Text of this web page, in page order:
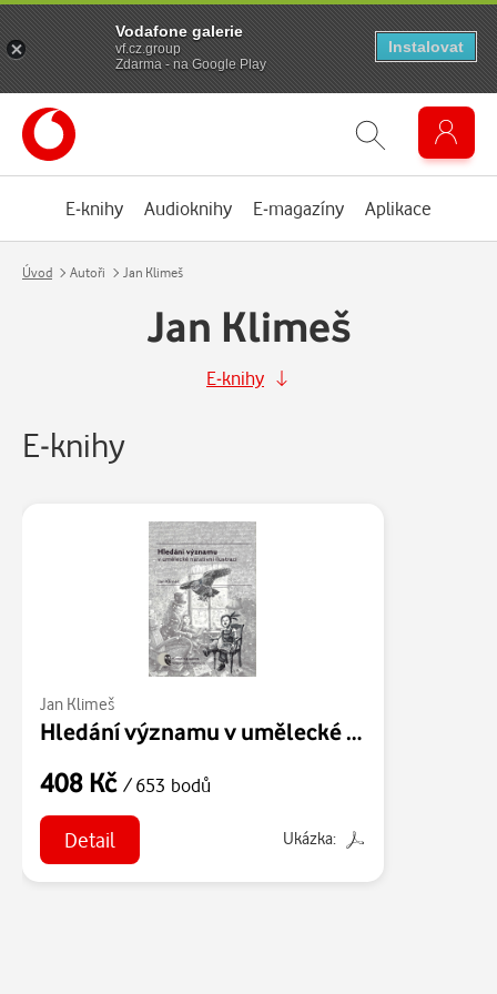
E-knihy Audioknihy E-magazíny Aplikace
Úvod Autoři Jan Klimeš
Jan Klimeš
E-knihy
E-knihy
Jan Klimeš
Hledání významu v umělecké narativní ilustraci
408 Kč / 653 bodů
Detail Ukázka:
Vodafone galerie
vf.cz.group
Zdarma - na Google Play
Instalovat